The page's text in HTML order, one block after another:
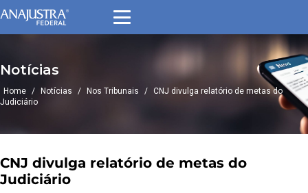
Notícias
Home / Notícias / Nos Tribunais / CNJ divulga relatório de metas do
Judiciário
CNJ divulga relatório de metas do
Judiciário